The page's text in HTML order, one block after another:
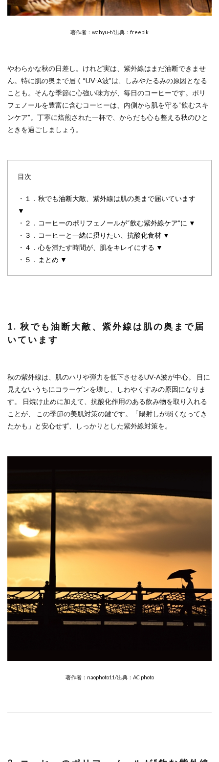
著作者：wahyu-t/出典：freepik
やわらかな秋の日差し。けれど実は、紫外線はまだ油断できませ
ん。特に肌の奥まで届く“UV-A波”は、しみやたるみの原因となる
ことも。そんな季節に心強い味方が、毎日のコーヒーです。ポリ
フェノールを豊富に含むコーヒーは、内側から肌を守る“飲むスキ
ンケア”。丁寧に焙煎された一杯で、からだも心も整える秋のひと
ときを過ごしましょう。
目次
・ １．秋でも油断大敵、紫外線は肌の奥まで届いています
▼
・ ２．コーヒーのポリフェノールが“飲む紫外線ケア”に ▼
・ ３．コーヒーと一緒に摂りたい、抗酸化食材 ▼
・ ４．心を満たす時間が、肌をキレイにする ▼
・ ５．まとめ ▼
1. 秋でも油断大敵、紫外線は肌の奥まで届
いています
秋の紫外線は、肌のハリや弾力を低下させるUV-A波が中心。 目に
見えないうちにコラーゲンを壊し、しわやくすみの原因になりま
す。 日焼け止めに加えて、抗酸化作用のある飲み物を取り入れる
ことが、 この季節の美肌対策の鍵です。「陽射しが弱くなってき
たかも」と安心せず、しっかりとした紫外線対策を。
著作者：naophoto11/出典：AC photo